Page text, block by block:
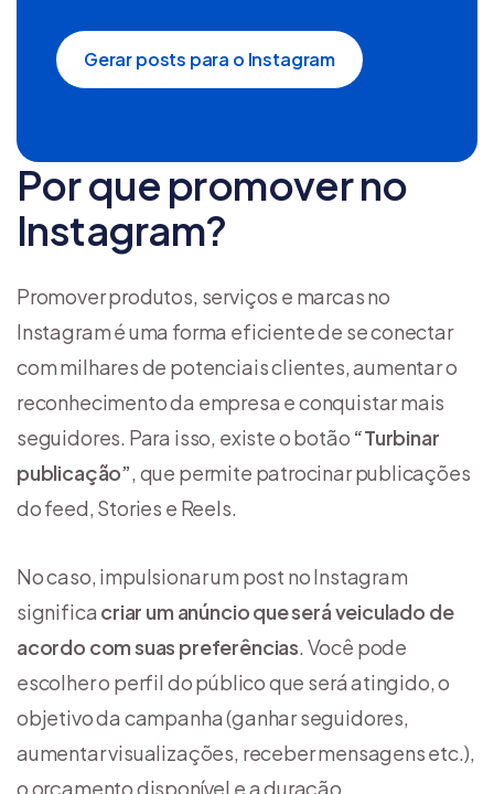
Gerar posts para o Instagram
Por que promover no
Instagram?
Promover produtos, serviços e marcas no
Instagram é uma forma eficiente de se conectar
com milhares de potenciais clientes, aumentar o
reconhecimento da empresa e conquistar mais
seguidores. Para isso, existe o botão “Turbinar
publicação”, que permite patrocinar publicações
do feed, Stories e Reels.
No caso, impulsionar um post no Instagram
significa criar um anúncio que será veiculado de
acordo com suas preferências. Você pode
escolher o perfil do público que será atingido, o
objetivo da campanha (ganhar seguidores,
aumentar visualizações, receber mensagens etc.),
o orçamento disponível e a duração.